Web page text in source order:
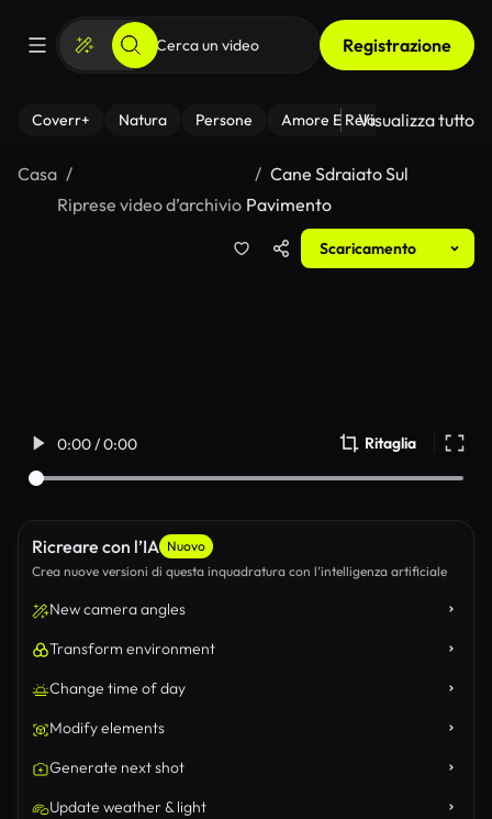
Registrazione
Coverr+ Natura Persone Amore E Relazioni Il
Visualizza tutto
Casa
Riprese video d’archivio
Cane Sdraiato Sul
Pavimento
Scaricamento
0:00 / 0:00 Ritaglia
Ricreare con l’IA Nuovo
Crea nuove versioni di questa inquadratura con l’intelligenza artificiale
New camera angles
Transform environment
Change time of day
Modify elements
Generate next shot
Update weather & light